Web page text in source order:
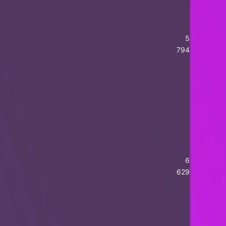
5
794
6
629